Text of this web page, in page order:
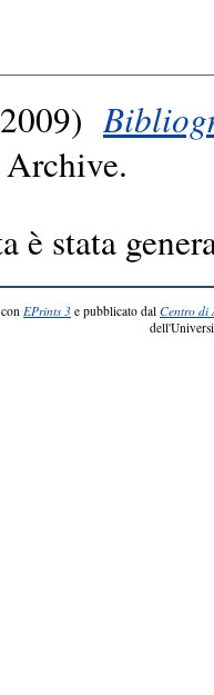
è stata
EPrints 3 e pubblicato dal Centro di